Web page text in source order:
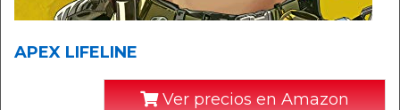
APEX LIFELINE
Ver precios en Amazon